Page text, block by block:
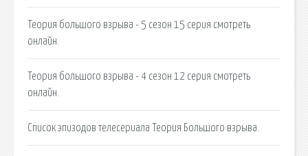
Теория большого взрыва - 5 сезон 15 серия смотреть
онлайн.
Теория большого взрыва - 4 сезон 12 серия смотреть
онлайн.
Список эпизодов телесериала Теория Большого взрыва.